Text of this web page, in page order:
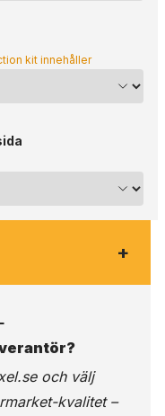
kit innehåller
+
och välj
kvalitet –